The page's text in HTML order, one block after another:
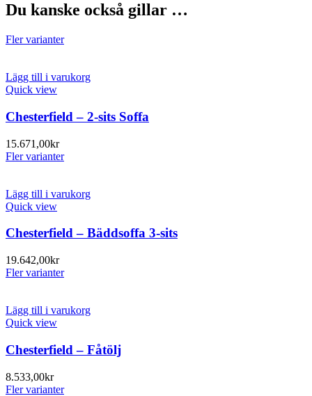
Du kanske också gillar …
Fler varianter
Lägg till i varukorg
Quick view
Chesterfield – 2-sits Soffa
15.671,00kr
Fler varianter
Lägg till i varukorg
Quick view
Chesterfield – Bäddsoffa 3-sits
19.642,00kr
Fler varianter
Lägg till i varukorg
Quick view
Chesterfield – Fåtölj
8.533,00kr
Fler varianter